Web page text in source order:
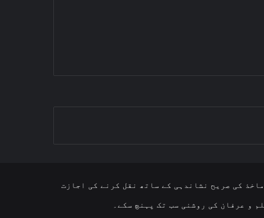
کی صریح نشاندہی کے ساتھ نقل کرنے کی اجازت
و عرفان کی روشنی سب تک پہنچ سکے۔